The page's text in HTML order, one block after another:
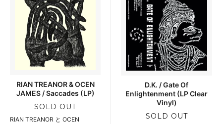
RIAN TREANOR & OCEN
JAMES / Saccades (LP)
SOLD OUT
RIAN TREANOR と OCEN
D.K. / Gate Of
Enlightenment (LP Clear
Vinyl)
SOLD OUT